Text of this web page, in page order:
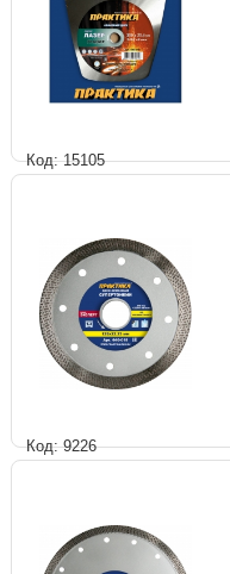
Код: 15105
Код: 9226